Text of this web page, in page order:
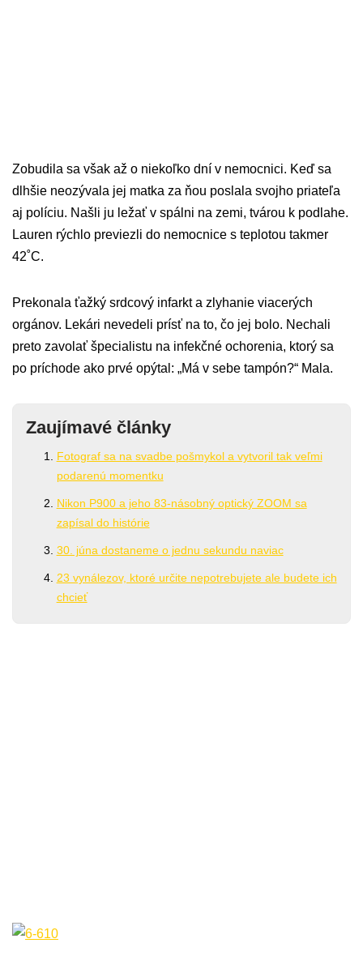
Zobudila sa však až o niekoľko dní v nemocnici. Keď sa
dlhšie neozývala jej matka za ňou poslala svojho priateľa
aj políciu. Našli ju ležať v spálni na zemi, tvárou k podlahe.
Lauren rýchlo previezli do nemocnice s teplotou takmer
42˚C.
Prekonala ťažký srdcový infarkt a zlyhanie viacerých
orgánov. Lekári nevedeli prísť na to, čo jej bolo. Nechali
preto zavolať špecialistu na infekčné ochorenia, ktorý sa
po príchode ako prvé opýtal: „Má v sebe tampón?“ Mala.
Zaujímavé články
Fotograf sa na svadbe pošmykol a vytvoril tak veľmi
podarenú momentku
Nikon P900 a jeho 83-násobný optický ZOOM sa
zapísal do histórie
30. júna dostaneme o jednu sekundu naviac
23 vynálezov, ktoré určite nepotrebujete ale budete ich
chcieť